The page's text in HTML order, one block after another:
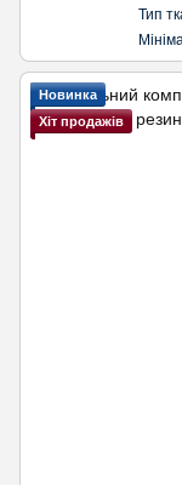
Тип
Новинка
Хіт продажів